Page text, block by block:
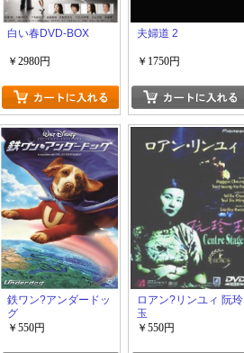
白い春DVD-BOX
￥2980円
夫婦道 2
￥1750円
鉄ワン?アンダードッ
グ
￥550円
ロアン?リンユィ 阮玲
玉
￥550円